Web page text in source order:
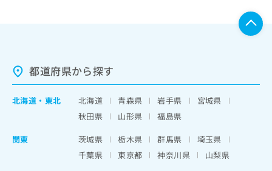
都道府県から探す
北海道 ・ 東北 北海道 青森県 岩手県
宮城県
秋田県
山形県
福島県
関東
茨城県 栃木県 群馬県
埼玉県
千葉県
東京都 神奈川県
山梨県